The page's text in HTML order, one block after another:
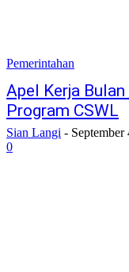
Pemerintahan
Apel Kerja
Program CSWL
Sian Langi - September
0